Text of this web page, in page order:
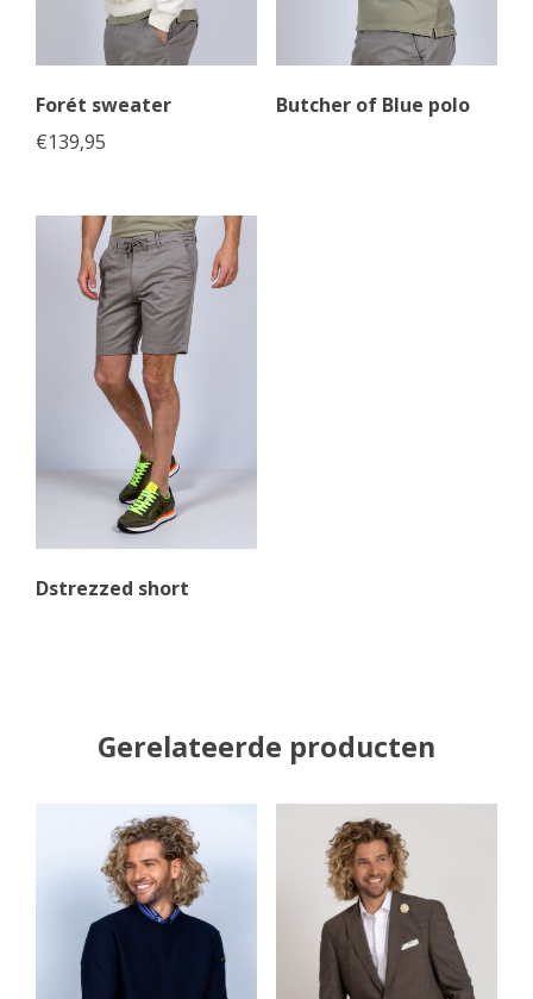
Forét sweater
€139,95
Butcher of Blue polo
Dstrezzed short
Gerelateerde producten